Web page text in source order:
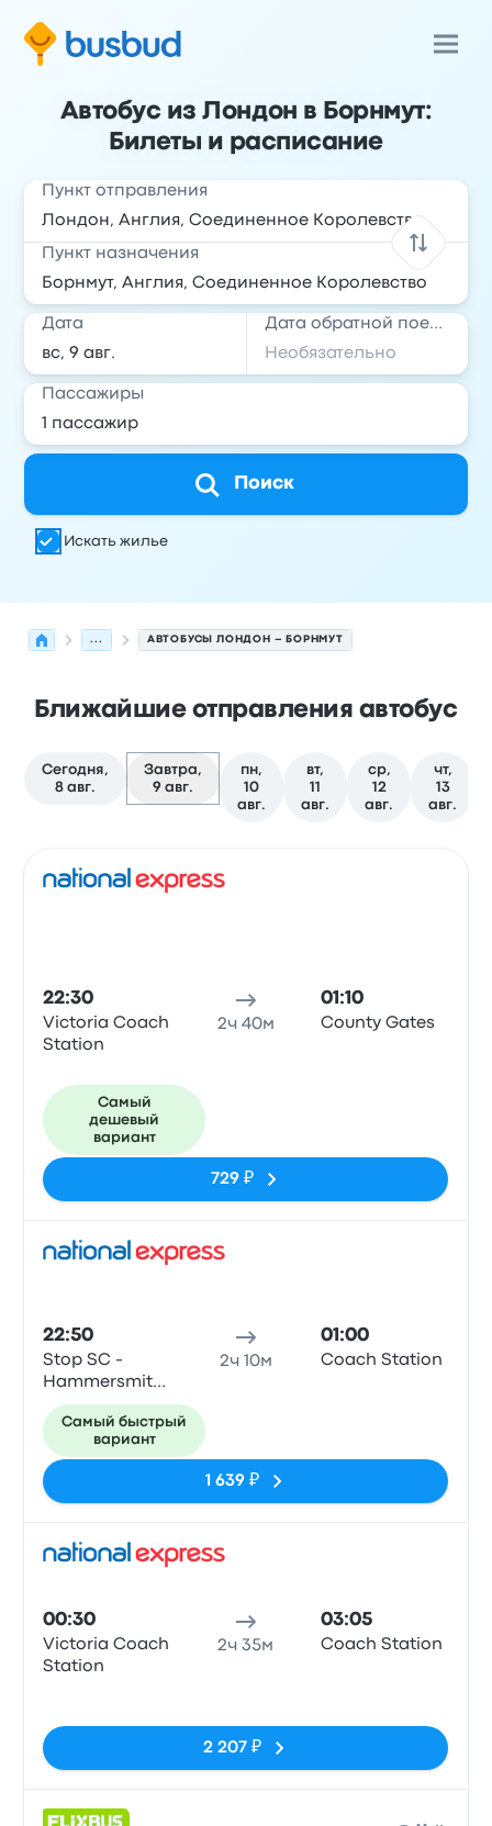
Автобус из Лондон в Борнмут:
Билеты и расписание
Пункт отправления
Пункт назначения
Дата Дата обратной поездки
Пассажиры
Поиск
Искать жилье
... АВТОБУСЫ ЛОНДОН – БОРНМУТ
Ближайшие отправления автобус
Сегодня,
8 авг.
Завтра,
9 авг.
пн,
10
авг.
вт,
11
авг.
ср,
12
авг.
чт,
13
авг.
22:30
Victoria Coach
Station
2ч 40м
01:10
County Gates
Самый
дешевый
вариант
729 ₽
22:50
Stop SC -
Hammersmith
Bridge Rd.
2ч 10м
01:00
Coach Station
Самый быстрый
вариант
1 639 ₽
00:30
Victoria Coach
Station
2ч 35м
03:05
Coach Station
2 207 ₽